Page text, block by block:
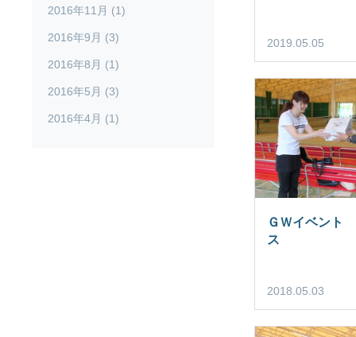
2019.05.05
ＧＷイベント
ス
2018.05.03
2016年11月 (1)
2016年9月 (3)
2016年8月 (1)
2016年5月 (3)
2016年4月 (1)